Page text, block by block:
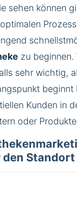
sehen können
zu beginnen.
sehr wichtig,
Kunden in
oder
den